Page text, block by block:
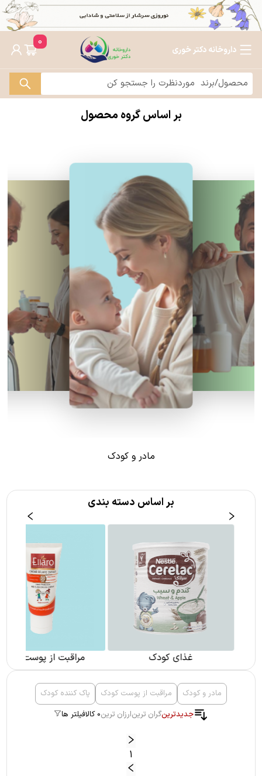
داروخانه دکتر خوری
0
بر اساس گروه محصول
مادر و کودک
بر اساس دسته بندی
غذای کودک مراقبت از پوست کودک
مادر و کودک مراقبت از پوست کودک
پاک کننده کودک
جدیدترینگران ترینارزان ترین0 کالا فیلتر ها
1